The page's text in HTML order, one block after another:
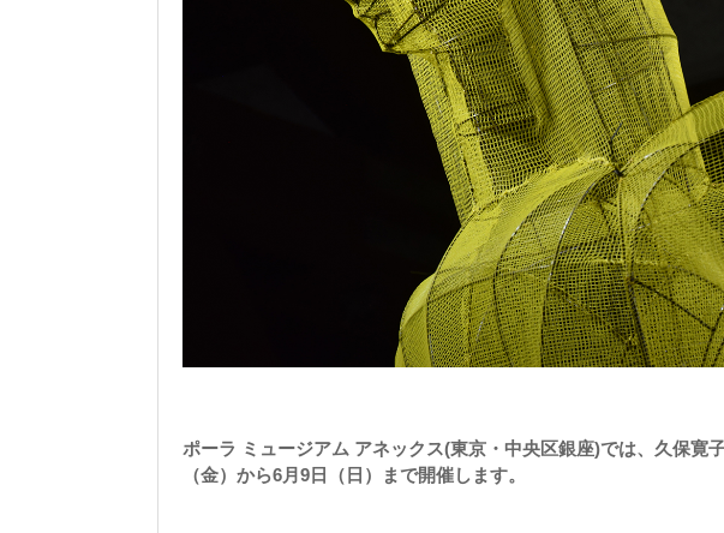
ポーラ ミュージアム アネックス(東京・中央区銀座)では、久保寛
（金）から6月9日（日）まで開催します。